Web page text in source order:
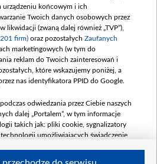
końcowym i ich
Twoich danych osobowych przez
likwidacji (zwaną dalej również „TVP”),
firm) oraz pozostałych Zaufanych
marketingowych (w tym do
reklam do Twoich zainteresowań i
które wskazujemy poniżej, a
nas identyfikatora PPID do Google.
odwiedzania przez Ciebie naszych
dalej „Portalem”, w tym informacje
takich jak: pliki cookie, sygnalizatory
umożliwiających świadczenie